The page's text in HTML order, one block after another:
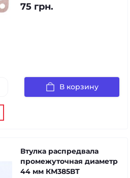
75 грн.
В корзину
Втулка распредвала
промежуточная диаметр
44 мм КМ385ВТ